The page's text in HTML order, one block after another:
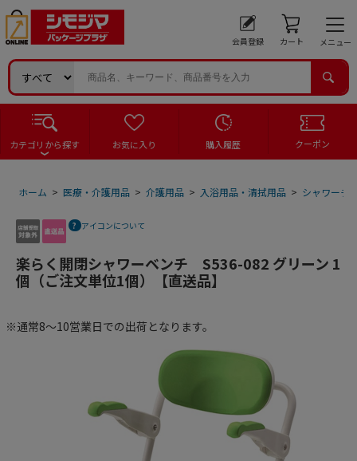
会員登録 カート メニュー
カテゴリから探す お気に入り 購入履歴 クーポン
ホーム > 医療・介護用品 > 介護用品 > 入浴用品・清拭用品 > シャワーチ
アイコンについて
楽らく開閉シャワーベンチ S536-082 グリーン 1
個（ご注文単位1個）【直送品】
※通常8～10営業日での出荷となります。